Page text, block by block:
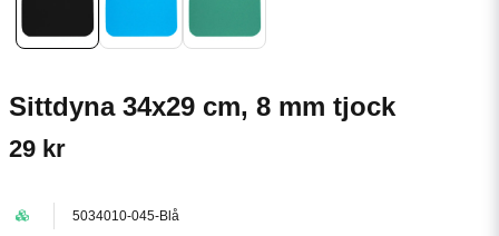
Sittdyna 34x29 cm, 8 mm tjock
29 kr
5034010-045-Blå